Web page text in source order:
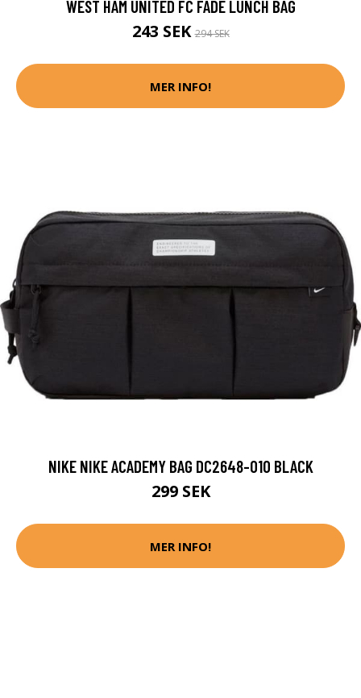
WEST HAM UNITED FC FADE LUNCH BAG
243 SEK294 SEK
MER INFO!
NIKE NIKE ACADEMY BAG DC2648-010 BLACK
299 SEK
MER INFO!